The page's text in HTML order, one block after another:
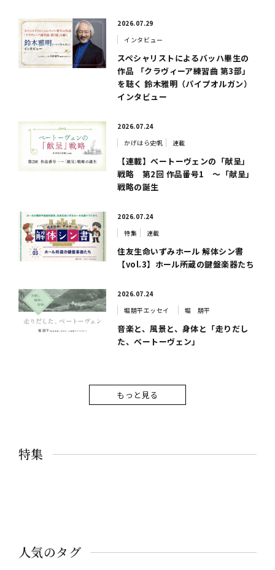
2026.07.29
インタビュー
スペシャリストによるバッハ畢生の
作品 「クラヴィーア練習曲 第3部」
を聴く 鈴木雅明（パイプオルガン）
インタビュー
2026.07.24
かげはら史帆
連載
【連載】ベートーヴェンの「献呈」
戦略 第2回 作品番号1 ～「献呈」
戦略の誕生
2026.07.24
特集
連載
住友生命いずみホール 解体シン書
【vol.3】ホール所蔵の鍵盤楽器たち
2026.07.24
堀朋平エッセイ
堀 朋平
音楽と、風景と、身体と「走りだし
た、ベートーヴェン」
もっと見る
人気のタグ
特集